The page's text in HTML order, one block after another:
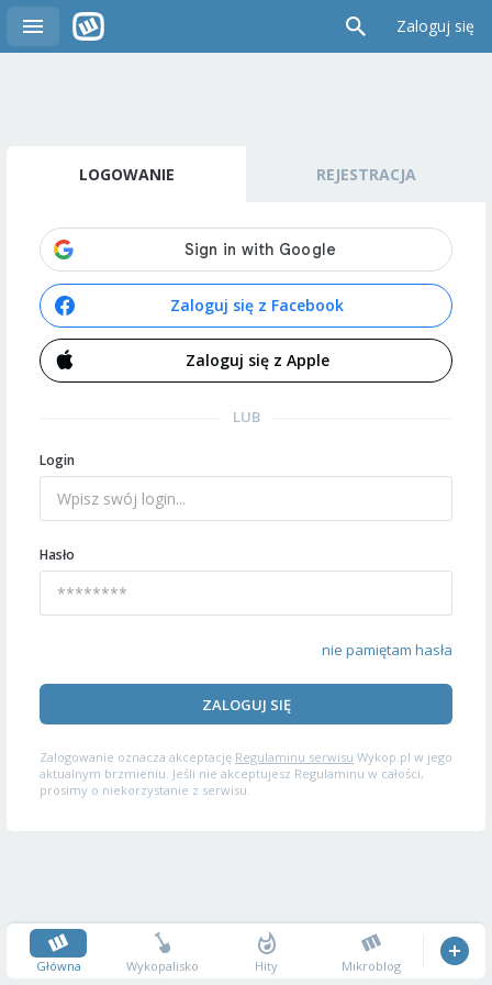
Zaloguj się
LOGOWANIE REJESTRACJA
Zaloguj się z Facebook
Zaloguj się z Apple
LUB
Login
Hasło
nie pamiętam hasła
ZALOGUJ SIĘ
Zalogowanie oznacza akceptację Regulaminu serwisu Wykop.pl w jego
aktualnym brzmieniu. Jeśli nie akceptujesz Regulaminu w całości,
prosimy o niekorzystanie z serwisu.
Główna Wykopalisko Hity Mikroblog